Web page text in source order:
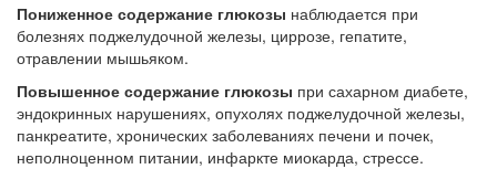
Пониженное содержание глюкозы наблюдается при
болезнях поджелудочной железы, циррозе, гепатите,
отравлении мышьяком.
Повышенное содержание глюкозы при сахарном диабете,
эндокринных нарушениях, опухолях поджелудочной железы,
панкреатите, хронических заболеваниях печени и почек,
неполноценном питании, инфаркте миокарда, стрессе.